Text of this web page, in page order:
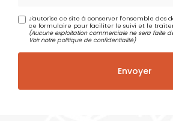
J'autorise ce site à conserver l'ensemble des
ce formulaire pour faciliter le suivi et le
(Aucune exploitation commerciale ne sera faite
Voir notrepolitique de confidentialité)